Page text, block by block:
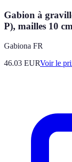
Gabion à
P), mailles 10
Gabiona FR
46.03 EURVoir le